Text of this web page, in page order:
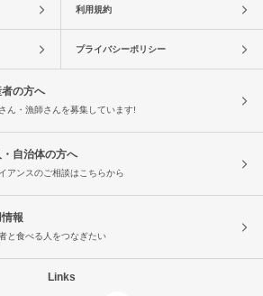
利用規約
プライバシーポリシー
の方へ
ん・漁師さんを募集しています!
自治体の方へ
アンスのご相談はこちらから
報
と食べる人をつなぎたい
Links